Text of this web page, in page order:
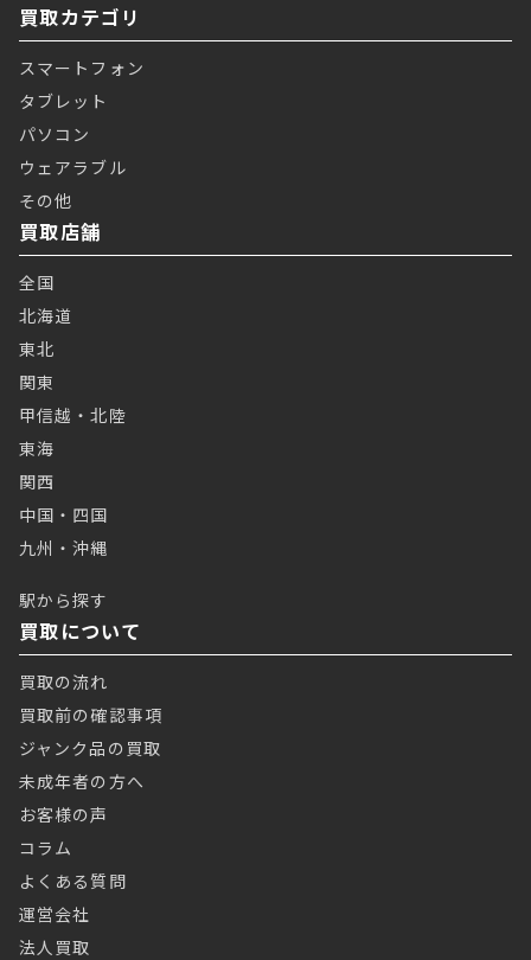
買取カテゴリ
スマートフォン
タブレット
パソコン
ウェアラブル
その他
買取店舗
全国
北海道
東北
関東
甲信越・北陸
東海
関西
中国・四国
九州・沖縄
駅から探す
買取について
買取の流れ
買取前の確認事項
ジャンク品の買取
未成年者の方へ
お客様の声
コラム
よくある質問
運営会社
法人買取